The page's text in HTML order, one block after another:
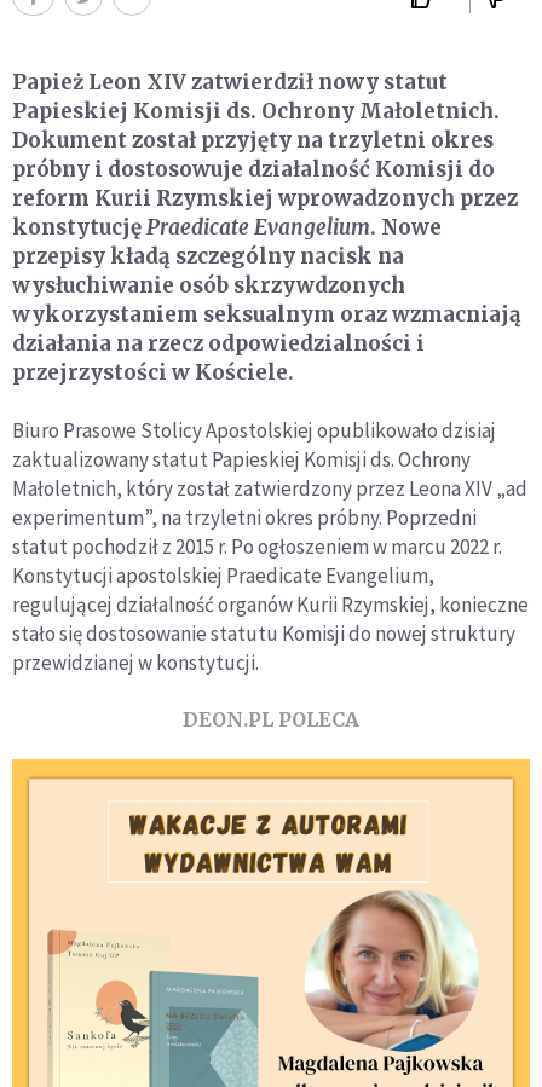
Papież Leon XIV zatwierdził nowy statut
Papieskiej Komisji ds. Ochrony Małoletnich.
Dokument został przyjęty na trzyletni okres
próbny i dostosowuje działalność Komisji do
reform Kurii Rzymskiej wprowadzonych przez
konstytucjęPraedicate Evangelium. Nowe
przepisy kładą szczególny nacisk na
wysłuchiwanie osób skrzywdzonych
wykorzystaniem seksualnym oraz wzmacniają
działania na rzecz odpowiedzialności i
przejrzystości w Kościele.
Biuro Prasowe Stolicy Apostolskiej opublikowało dzisiaj
zaktualizowany statut Papieskiej Komisji ds. Ochrony
Małoletnich, który został zatwierdzony przez Leona XIV „ad
experimentum”, na trzyletni okres próbny. Poprzedni
statut pochodził z 2015 r. Po ogłoszeniem w marcu 2022 r.
Konstytucji apostolskiej Praedicate Evangelium,
regulującej działalność organów Kurii Rzymskiej, konieczne
stało się dostosowanie statutu Komisji do nowej struktury
przewidzianej w konstytucji.
DEON.PL POLECA